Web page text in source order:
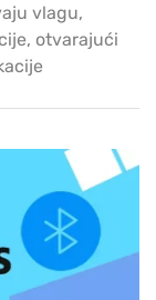
vlagu,
otvarajući